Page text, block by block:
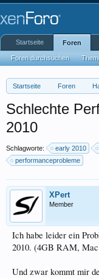
Startseite Foren
Schlechte
2010
Schlagworte: early 2010
performanceprobleme
XPert
Member
Ich habe leider ein
2010. (4GB RAM,
Und zwar kommt mir
Startseite Foren
Foren durchsuchen